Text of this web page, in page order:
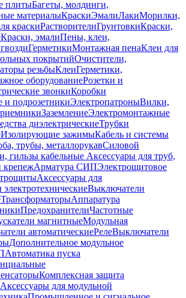
плитыБагеты, молдинги,
материалыКраскиЭмалиЛакиМорилки,
краскиРастворителиГрунтовкиКраски,
Краски, эмалиПены, клеи,
ГерметикиМонтажная пенаКлеи для
покрытийОчистители,
резьбыКлеиГерметики,
оборудованиеРозетки и
звонкиКоробки
и подрозетникиЭлектропатроныВилки,
ЗаземлениеЭлектромонтажные
диэлектрическиеТрубки
Изолирующие зажимыКабель и системы
трубы, металлорукавСиловой
гильзы кабельные Аксессуары для труб,
крепежАрматура СИПЭлектрощитовое
Аксессуары для
Выключатели
ТрансформаторыАппаратура
ПредохранителиЧастотные
магнитныеМодульная
автоматическиеРелеВыключатели
Дополнительное модульное
Автоматика пуска
Комплексная защита
Аксессуары для модульной